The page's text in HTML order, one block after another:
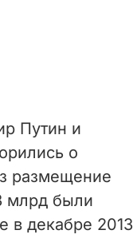
Путин и
о
размещение
млрд были
в декабре 2013